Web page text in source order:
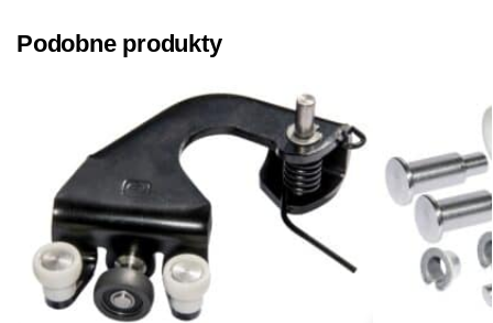
Podobne produkty